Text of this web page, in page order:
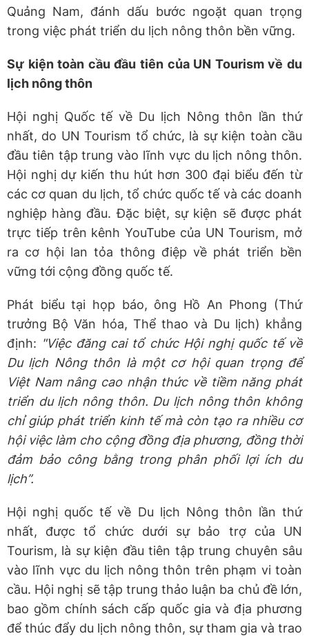
Quảng Nam, đánh dấu bước ngoặt quan trọng
trong việc phát triển du lịch nông thôn bền vững.
Sự kiện toàn cầu đầu tiên của UN Tourism về du
lịch nông thôn
Hội nghị Quốc tế về Du lịch Nông thôn lần thứ
nhất, do UN Tourism tổ chức, là sự kiện toàn cầu
đầu tiên tập trung vào lĩnh vực du lịch nông thôn.
Hội nghị dự kiến thu hút hơn 300 đại biểu đến từ
các cơ quan du lịch, tổ chức quốc tế và các doanh
nghiệp hàng đầu. Đặc biệt, sự kiện sẽ được phát
trực tiếp trên kênh YouTube của UN Tourism, mở
ra cơ hội lan tỏa thông điệp về phát triển bền
vững tới cộng đồng quốc tế.
Phát biểu tại họp báo, ông Hồ An Phong (Thứ
trưởng Bộ Văn hóa, Thể thao và Du lịch) khẳng
định: "Việc đăng cai tổ chức Hội nghị quốc tế về
Du lịch Nông thôn là một cơ hội quan trọng để
Việt Nam nâng cao nhận thức về tiềm năng phát
triển du lịch nông thôn. Du lịch nông thôn không
chỉ giúp phát triển kinh tế mà còn tạo ra nhiều cơ
hội việc làm cho cộng đồng địa phương, đồng thời
đảm bảo công bằng trong phân phối lợi ích du
lịch”.
Hội nghị quốc tế về Du lịch Nông thôn lần thứ
nhất, được tổ chức dưới sự bảo trợ của UN
Tourism, là sự kiện đầu tiên tập trung chuyên sâu
vào lĩnh vực du lịch nông thôn trên phạm vi toàn
cầu. Hội nghị sẽ tập trung thảo luận ba chủ đề lớn,
bao gồm chính sách cấp quốc gia và địa phương
để thúc đẩy du lịch nông thôn, sự tham gia và trao